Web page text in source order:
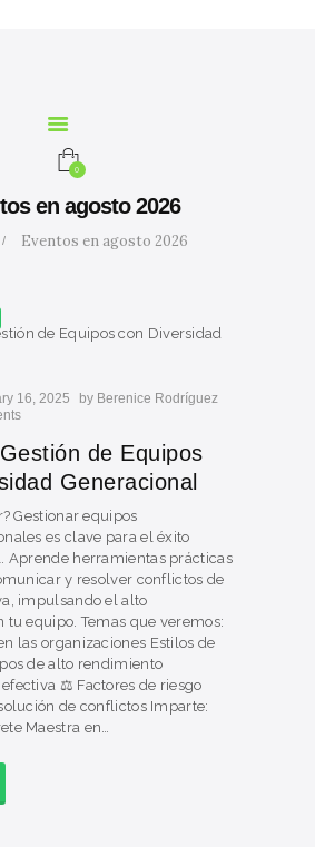
0
en agosto 2026
Eventos en agosto 2026
16, 2025 by Berenice Rodríguez
de Equipos
Generacional
Gestionar equipos
es clave para el éxito
Aprende herramientas prácticas
y resolver conflictos de
impulsando el alto
tu equipo. Temas que veremos:
las organizaciones Estilos de
de alto rendimiento
⚖️ Factores de riesgo
de conflictos Imparte:
Maestra en…